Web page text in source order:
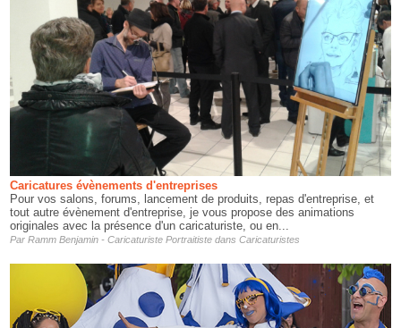
Caricatures évènements d'entreprises
Pour vos salons, forums, lancement de produits, repas d'entreprise, et
tout autre évènement d'entreprise, je vous propose des animations
originales avec la présence d'un caricaturiste, ou en...
Par Ramm Benjamin - Caricaturiste Portraitistedans Caricaturistes